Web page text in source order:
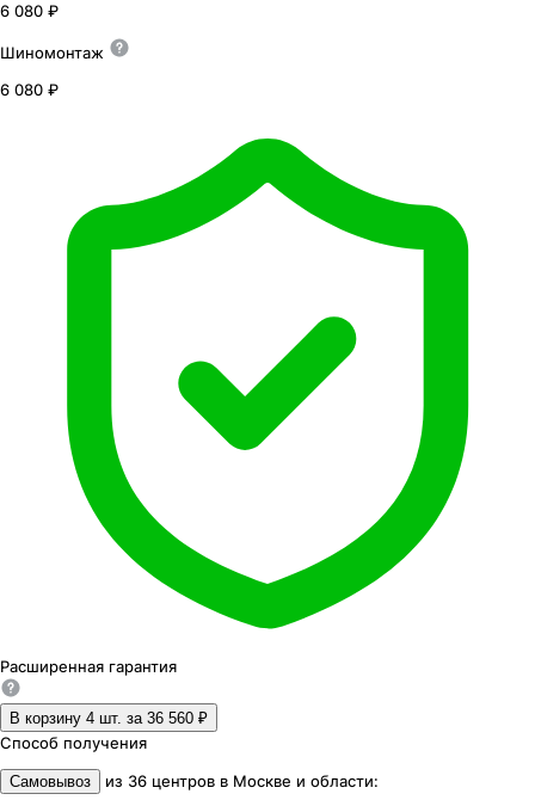
6 080 ₽
Шиномонтаж
6 080 ₽
Расширенная гарантия
В корзину 4 шт. за 36 560 ₽
Способ получения
Самовывоз из 36 центров в Москве и области: